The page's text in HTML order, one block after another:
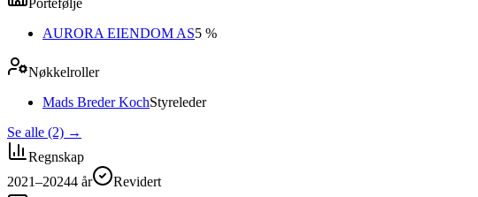
Portefølje
AURORA EIENDOM AS5 %
Nøkkelroller
Mads Breder KochStyreleder
Se alle (2) →
Regnskap
2021–20244 år
Revidert